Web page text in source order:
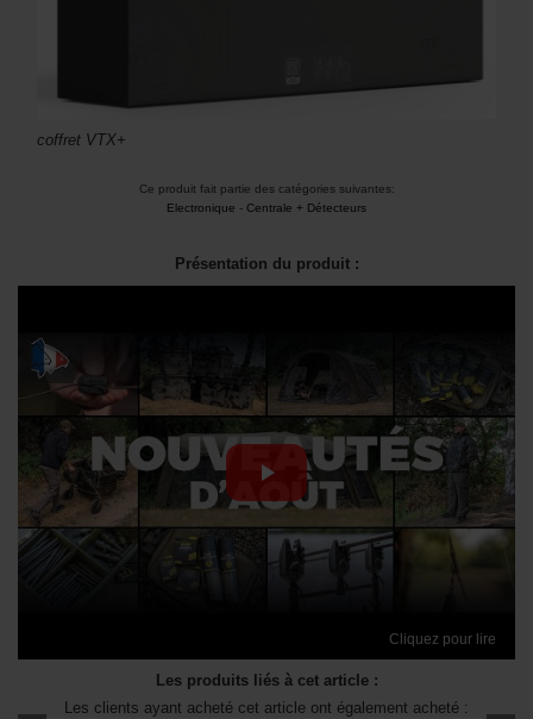
coffret VTX+
Ce produit fait partie des catégories suivantes:
Electronique - Centrale + Détecteurs
Présentation du produit :
Cliquez pour lire
Les produits liés à cet article :
Les clients ayant acheté cet article ont également acheté :